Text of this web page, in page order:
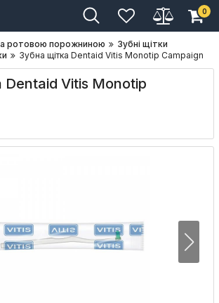
0
ротовою порожниною
Зубні щітки
Зубна щітка Dentaid Vitis Monotip Campaign
Dentaid Vitis Monotip